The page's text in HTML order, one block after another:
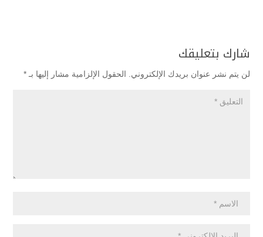
شارك بتعليقك
لن يتم نشر عنوان بريدك الإلكتروني. الحقول الإلزامية مشار إليها بـ *